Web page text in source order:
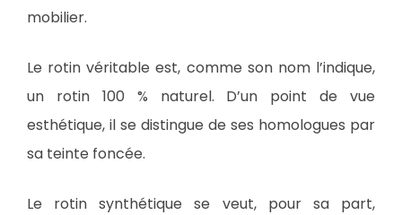
mobilier.
Le rotin véritable est, comme son nom l’indique,
un rotin 100 % naturel. D’un point de vue
esthétique, il se distingue de ses homologues par
sa teinte foncée.
Le rotin synthétique se veut, pour sa part,